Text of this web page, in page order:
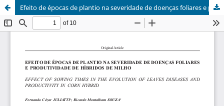
Efeito de épocas de plantio na severidade de doenças foliares e produtividade de híbridos de milho